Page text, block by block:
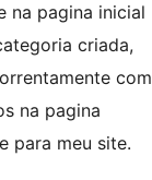
na pagina inicial
criada,
com
na pagina
para meu site.